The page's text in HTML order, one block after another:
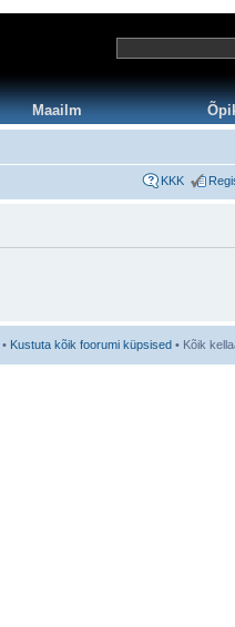
Maailm
KKK
• Kustuta kõik foorumi küpsised • Kõik